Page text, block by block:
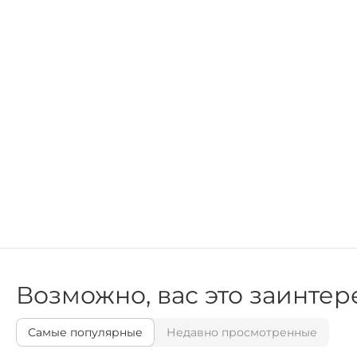
Возможно, вас это
Самые популярные Недавно просмотренные